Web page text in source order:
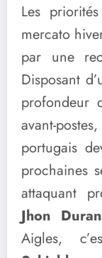
Les
mercato
par une
Disposant
profondeur
avant-
portugais
prochaines
attaquant
Jhon Duran
Aigles,